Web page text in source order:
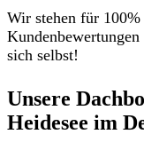
Wir stehen für
sich selbst!
Unsere
Heidesee im